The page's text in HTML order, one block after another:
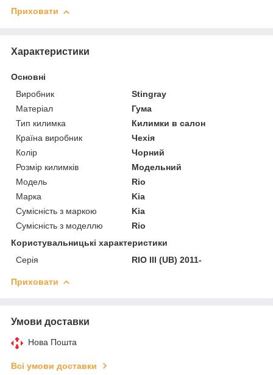
Приховати
Характеристики
Основні
Виробник
Stingray
Матеріал
Гума
Тип килимка
Килимки в салон
Країна виробник
Чехія
Колір
Чорний
Розмір килимків
Модельний
Модель
Rio
Марка
Kia
Сумісність з маркою
Kia
Сумісність з моделлю
Rio
Користувальницькі характеристики
Серія
RIO III (UB) 2011-
Приховати
Умови доставки
Нова Пошта
Всі умови доставки